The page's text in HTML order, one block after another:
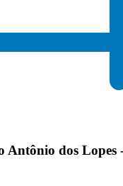
Antônio dos Lopes